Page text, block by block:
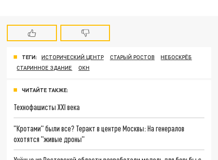
ТЕГИ: ИСТОРИЧЕСКИЙ ЦЕНТР СТАРЫЙ РОСТОВ
НЕБОСКРЁБ
СТАРИННОЕ ЗДАНИЕ
ОКН
ЧИТАЙТЕ ТАКЖЕ:
Технофашисты XXI века
"Кротами" были все? Теракт в центре Москвы: На генералов
охотятся "живые дроны"